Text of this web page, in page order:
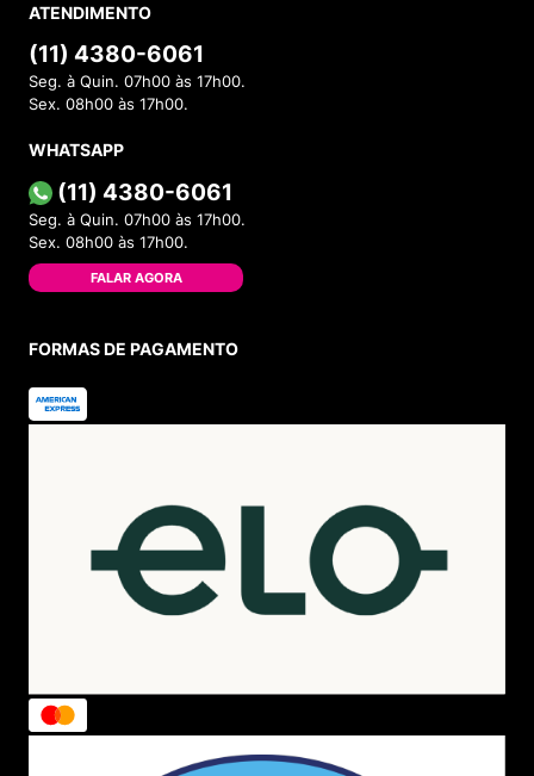
ATENDIMENTO
(11) 4380-6061
Seg. à Quin. 07h00 às 17h00.
Sex. 08h00 às 17h00.
WHATSAPP
(11) 4380-6061
Seg. à Quin. 07h00 às 17h00.
Sex. 08h00 às 17h00.
FALAR AGORA
FORMAS DE PAGAMENTO